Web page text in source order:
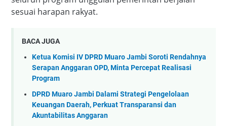
sesuai harapan rakyat.
BACA JUGA
Ketua Komisi IV DPRD Muaro Jambi Soroti Rendahnya
Serapan Anggaran OPD, Minta Percepat Realisasi
Program
DPRD Muaro Jambi Dalami Strategi Pengelolaan
Keuangan Daerah, Perkuat Transparansi dan
Akuntabilitas Anggaran